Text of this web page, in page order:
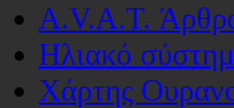
A.V.A.T.
Ηλιακό
Χάρτης